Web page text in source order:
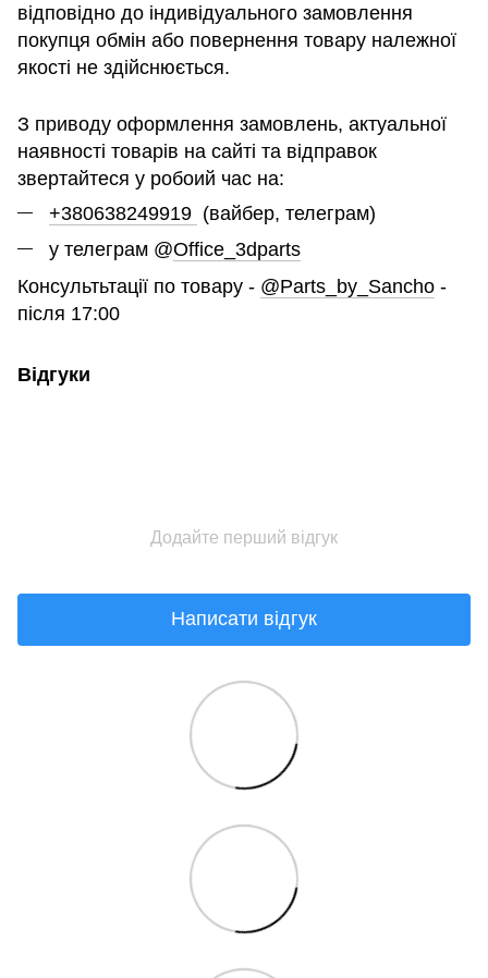
відповідно до індивідуального замовлення
покупця обмін або повернення товару належної
якості не здійснюється.
З приводу оформлення замовлень, актуальної
наявності товарів на сайті та відправок
звертайтеся у робоий час на:
+380638249919 (вайбер, телеграм)
у телеграм @Office_3dparts
Консультьтації по товару - @Parts_by_Sancho -
після 17:00
Відгуки
Додайте перший відгук
Написати відгук